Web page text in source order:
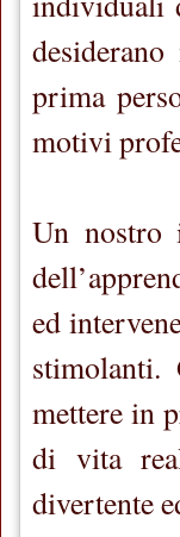
prima
motivi
Un nostro
ed
stimolanti.
mettere in
di vita
divertente